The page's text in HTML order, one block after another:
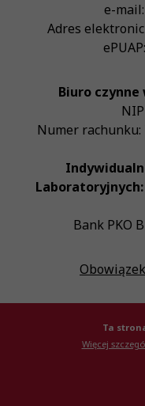
e-mail:
Adres
ePUAP:
Biuro czynne
NIP
Numer rachunku:
Laboratoryjnych:
Bank PKO
© Krajowa Izba
Ta
Więcej